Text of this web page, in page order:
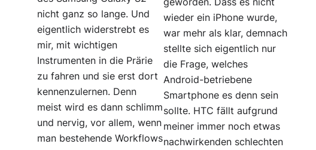
nicht ganz so lange. Und
eigentlich widerstrebt es
mir, mit wichtigen
Instrumenten in die Prärie
zu fahren und sie erst dort
kennenzulernen. Denn
meist wird es dann schlimm
und nervig, vor allem, wenn
man bestehende Workflows
wieder ein iPhone wurde,
war mehr als klar, demnach
stellte sich eigentlich nur
die Frage, welches
Android-betriebene
Smartphone es denn sein
sollte. HTC fällt aufgrund
meiner immer noch etwas
nachwirkenden schlechten